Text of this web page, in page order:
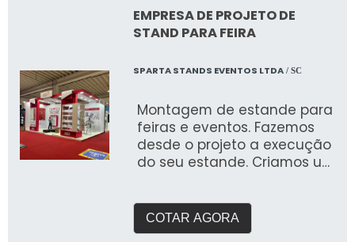
EMPRESA DE PROJETO DE
STAND PARA FEIRA
SPARTA STANDS EVENTOS LTDA/ SC
Montagem de estande para
feiras e eventos. Fazemos
desde o projeto a execução
do seu estande. Criamos um
necessidades e entregar o
que buscam expor em
COTAR AGORA